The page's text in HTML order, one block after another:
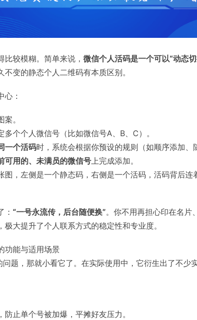
较模糊。简单来说， 微信个人活码是一个可以“动态
变的静态个人二维码有本质区别。
心：
。
多个个人微信号（比如微信号A、B、C）。
一个活码时，系统会根据你预设的规则（如顺序添加、
可用的、未满员的微信号上完成添加。
图，左侧是一个静态码，右侧是一个活码，活码背后
： “一号永流传，后台随便换”。你不用再担心印在名片
大提升了个人联系方式的稳定性和专业度。
功能与适用场景
问题，那就小看它了。在实际使用中，它衍生出了不少
防止单个号被加爆，平摊好友压力。